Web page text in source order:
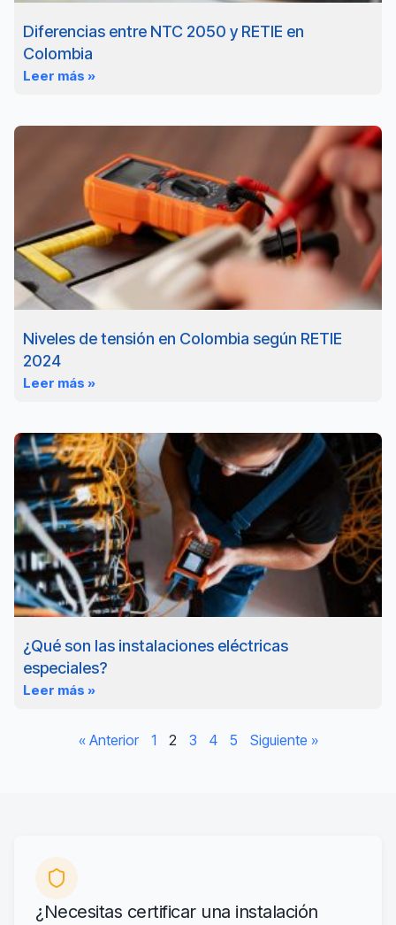
Diferencias entre NTC 2050 y RETIE en
Colombia
Leer más »
Niveles de tensión en Colombia según RETIE
2024
Leer más »
¿Qué son las instalaciones eléctricas
especiales?
Leer más »
« Anterior 1 2 3 4 5 Siguiente »
¿Necesitas certificar una instalación